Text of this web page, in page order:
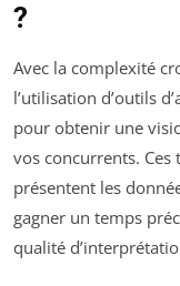
?
Avec la complexité
l’utilisation d’outils
pour obtenir une
vos concurrents.
présentent les
gagner un temps
qualité